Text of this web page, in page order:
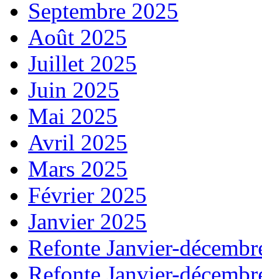
Septembre 2025
Août 2025
Juillet 2025
Juin 2025
Mai 2025
Avril 2025
Mars 2025
Février 2025
Janvier 2025
Refonte Janvier-